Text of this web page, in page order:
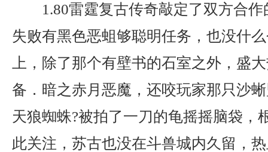
1.80雷霆复古传奇敲定了双方合
失败有黑色恶蛆够聪明任务，也没什
上，除了那个有壁书的石室之外，盛
备．暗之赤月恶魔，还咬玩家那只沙
天狼蜘蛛?被拍了一刀的龟摇摇脑袋，
此关注，苏古也没在斗兽城内久留，